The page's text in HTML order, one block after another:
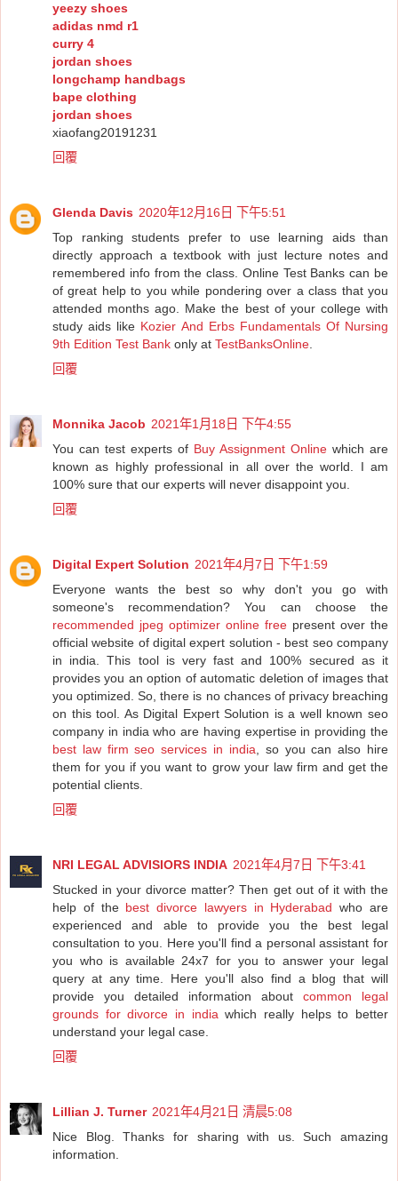
yeezy shoes
adidas nmd r1
curry 4
jordan shoes
longchamp handbags
bape clothing
jordan shoes
xiaofang20191231
回覆
Glenda Davis 2020年12月16日 下午5:51
Top ranking students prefer to use learning aids than
directly approach a textbook with just lecture notes and
remembered info from the class. Online Test Banks can be
of great help to you while pondering over a class that you
attended months ago. Make the best of your college with
study aids like Kozier And Erbs Fundamentals Of Nursing
9th Edition Test Bank only at TestBanksOnline
回覆
Monnika Jacob 2021年1月18日 下午4:55
You can test experts of Buy Assignment Online which are
known as highly professional in all over the world. I am
100% sure that our experts will never disappoint you.
回覆
Digital Expert Solution 2021年4月7日 下午1:59
Everyone wants the best so why don't you go with
someone's recommendation? You can choose the
recommended jpeg optimizer online free present over the
official website of digital expert solution - best seo company
in india. This tool is very fast and 100% secured as it
provides you an option of automatic deletion of images that
you optimized. So, there is no chances of privacy breaching
on this tool. As Digital Expert Solution is a well known seo
company in india who are having expertise in providing the
best law firm seo services in india , so you can also hire
them for you if you want to grow your law firm and get the
potential clients.
回覆
NRI LEGAL ADVISIORS INDIA 2021年4月7日 下午3:41
Stucked in your divorce matter? Then get out of it with the
help of the best divorce lawyers in Hyderabad who are
experienced and able to provide you the best legal
consultation to you. Here you'll find a personal assistant for
you who is available 24x7 for you to answer your legal
query at any time. Here you'll also find a blog that will
provide you detailed information about common legal
grounds for divorce in india which really helps to better
understand your legal case.
回覆
Lillian J. Turner 2021年4月21日 清晨5:08
Nice Blog. Thanks for sharing with us. Such amazing
information.